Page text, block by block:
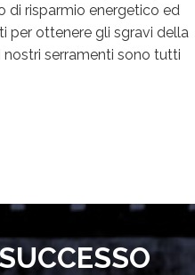
di risparmio energetico ed
per ottenere gli sgravi della
serramenti sono tutti